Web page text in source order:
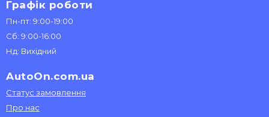
Графік роботи
Пн-пт: 9:00-19:00
Сб: 9:00-16:00
Нд: Вихідний
AutoOn.com.ua
Статус замовлення
Про нас